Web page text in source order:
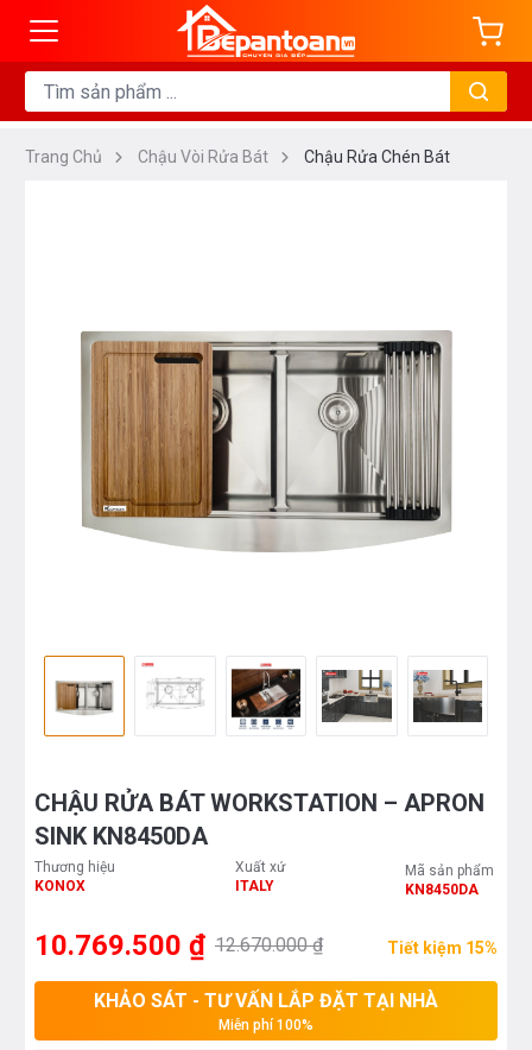
Trang Chủ Chậu Vòi Rửa Bát Chậu Rửa Chén Bát
CHẬU RỬA BÁT WORKSTATION – APRON
SINK KN8450DA
Thương hiệu
KONOX
Xuất xứ
ITALY
Mã sản phẩm
KN8450DA
10.769.500 ₫ 12.670.000 ₫ Tiết kiệm 15%
KHẢO SÁT - TƯ VẤN LẮP ĐẶT TẠI NHÀ
Miễn phí 100%